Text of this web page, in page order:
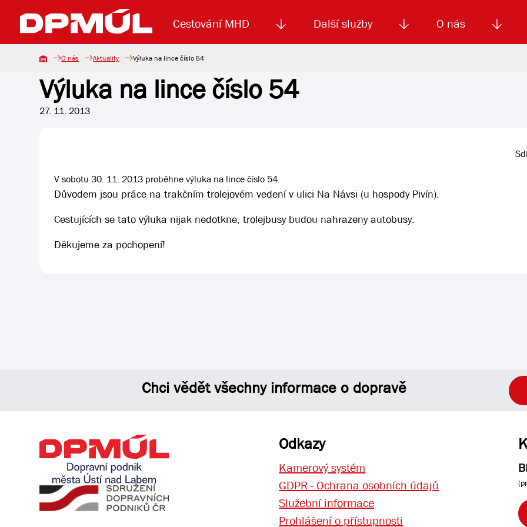
Cestování MHD
Uzavření mostu Dr. E. Beneše Koupit jízdenku
Další služby
Lanová dráha Reklama Smluvní doprava
O nás
Základní údaje Aktuality Výběrová řízení
O nás Aktuality Výluka na lince číslo 54
Výluka na lince číslo 54
27. 11. 2013
V sobotu 30. 11. 2013 proběhne výluka na lince číslo 54.
Důvodem jsou práce na trakčním trolejovém vedení v ulici Na Návsi (u hospody Pivín).
Cestujících se tato výluka nijak nedotkne, trolejbusy budou nahrazeny autobusy.
Děkujeme za pochopení!
Chci vědět všechny informace o dopravě
Odkazy
Kamerový systém
GDPR - Ochrana osobních údajů
Služební informace
Prohlášení o přístupnosti